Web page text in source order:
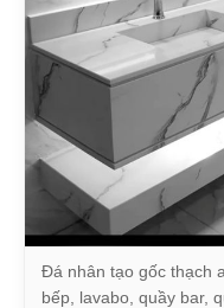
Đá nhân tạo gốc thạch
bếp, lavabo, quầy bar,